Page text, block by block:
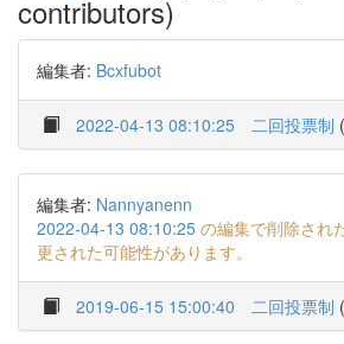
contributors)
編集者: Bcxfubot
2022-04-13 08:10:25 二回投票制 (
編集者: Nannyanenn
2022-04-13 08:10:25 の編集で削除され
更された可能性があります。
2019-06-15 15:00:40 二回投票制 (